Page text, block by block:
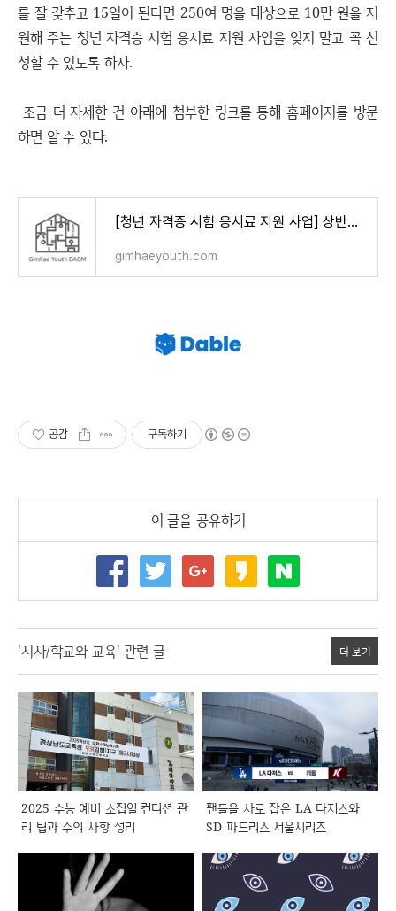
를 잘 갖추고 15일이 된다면 250여 명을 대상으로 10만 원을 지
원해 주는 청년 자격승 시험 응시료 지원 사업을 잊지 말고 꼭 신
청할 수 있도록 하자.
조금 더 자세한 건 아래에 첨부한 링크를 통해 홈페이지를 방문
하면 알 수 있다.
[청년 자격증 시험 응시료 지원 사업] 상반기 모집 > 공지사항 | 김해청년센터 김해청년다옴
gimhaeyouth.com
공감 구독하기
이 글을 공유하기
'시사/학교와 교육' 관련 글 더 보기
2025 수능 예비 소집일 컨디션 관
리 팁과 주의 사항 정리
팬들을 사로 잡은 LA 다저스와
SD 파드리스 서울시리즈